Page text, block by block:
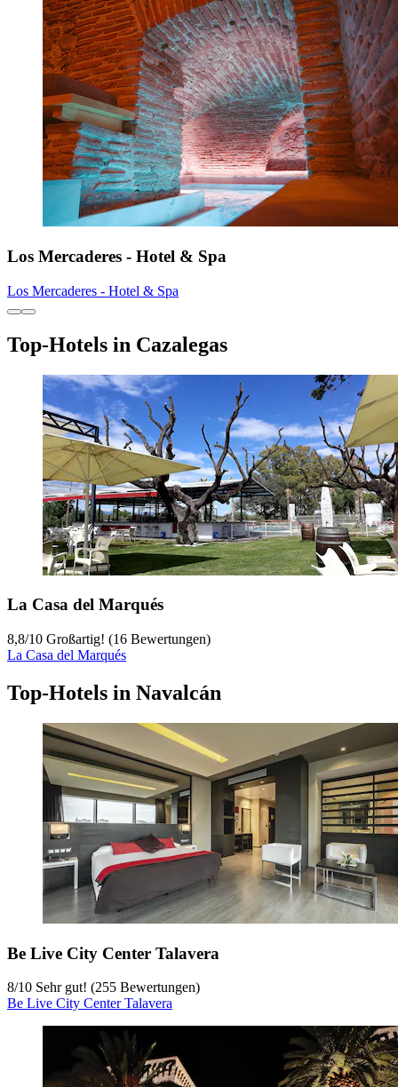
Los Mercaderes - Hotel & Spa
Los Mercaderes - Hotel & Spa
Top-Hotels in Cazalegas
La Casa del Marqués
8,8/10 Großartig! (16 Bewertungen)
La Casa del Marqués
Top-Hotels in Navalcán
Be Live City Center Talavera
8/10 Sehr gut! (255 Bewertungen)
Be Live City Center Talavera